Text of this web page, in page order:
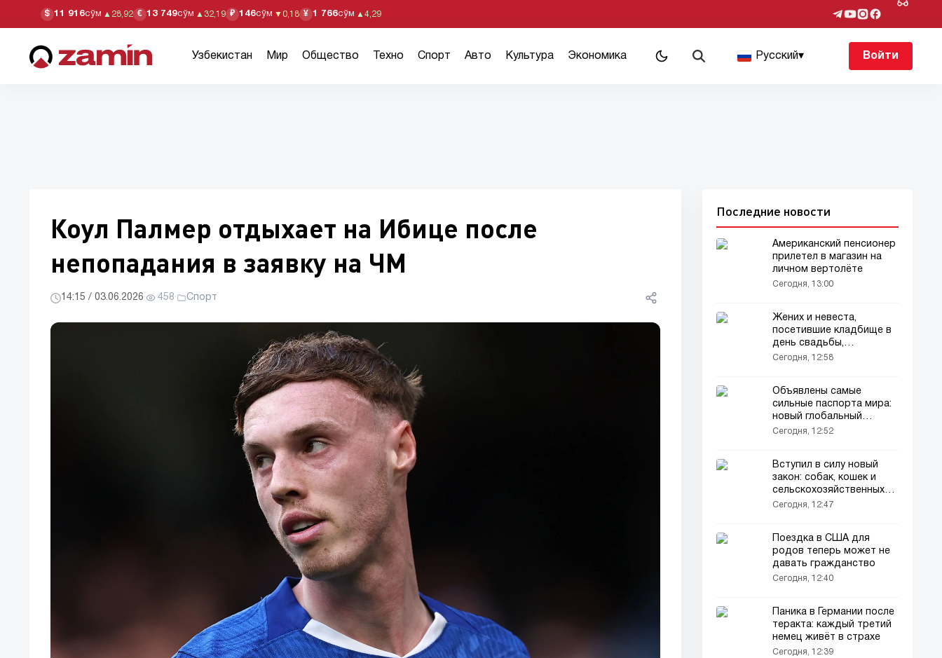
$ 11 916сўм ▲ 28,92 € 13 749сўм ▲ 32,19 ₽ 146сўм ▼ 0,18 ¥ 1 766сўм ▲ 4,29
Узбекистан Мир Общество Техно Спорт Авто Культура Экономика Русский▾ Войти
Коул Палмер отдыхает на Ибице после
непопадания в заявку на ЧМ
14:15 / 03.06.2026· 458· Спорт
Последние новости
Американский пенсионер
прилетел в магазин на
личном вертолёте
Сегодня, 13:00
Жених и невеста,
посетившие кладбище в
день свадьбы,
растрогали многих
Сегодня, 12:58
Объявлены самые
сильные паспорта мира:
новый глобальный
рейтинг...
Сегодня, 12:52
Вступил в силу новый
закон: собак, кошек и
сельскохозяйственных
животных будут
Сегодня, 12:47
Поездка в США для
родов теперь может не
давать гражданство
Сегодня, 12:40
Паника в Германии после
теракта: каждый третий
немец живёт в страхе
Сегодня, 12:39